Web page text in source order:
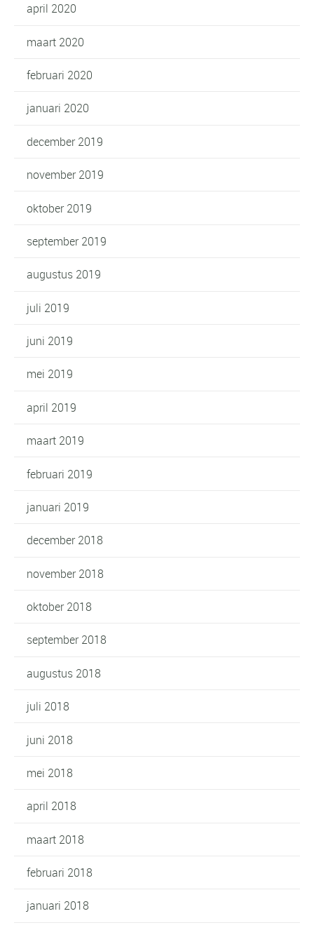
april 2020
maart 2020
februari 2020
januari 2020
december 2019
november 2019
oktober 2019
september 2019
augustus 2019
juli 2019
juni 2019
mei 2019
april 2019
maart 2019
februari 2019
januari 2019
december 2018
november 2018
oktober 2018
september 2018
augustus 2018
juli 2018
juni 2018
mei 2018
april 2018
maart 2018
februari 2018
januari 2018